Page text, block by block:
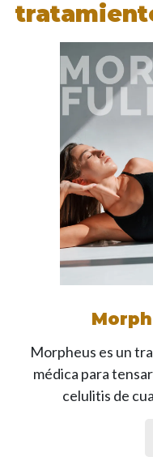
Morpheus es un
médica para
celulitis de